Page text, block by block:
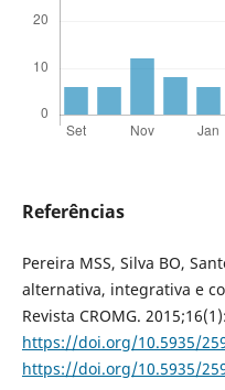
Referências
Pereira MSS, Silva BO,
alternativa, integrativa e
Revista CROMG.
https://doi.org/10.5935/
https://doi.org/10.5935/